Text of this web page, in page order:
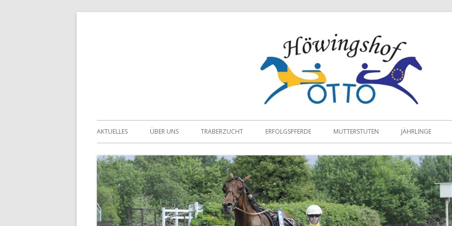
Primäres
Menü
AKTUELLES ÜBER UNS TRABERZUCHT ERFOLGSPFERDE MUTTERSTUTEN JÄHRLINGE